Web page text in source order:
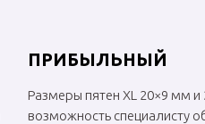
ПРИБЫЛЬНЫЙ
Размеры пятен XL 20×9 мм
возможность специалисту